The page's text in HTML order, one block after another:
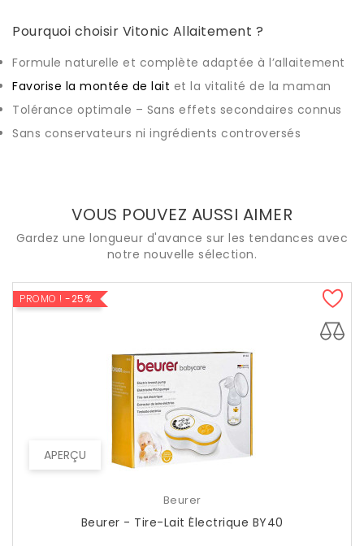
Pourquoi choisir Vitonic Allaitement ?
Formule naturelle et complète adaptée à l’allaitement
Favorise la montée de lait et la vitalité de la maman
Tolérance optimale – Sans effets secondaires connus
Sans conservateurs ni ingrédients controversés
VOUS POUVEZ AUSSI AIMER
Gardez une longueur d'avance sur les tendances avec
notre nouvelle sélection.
APERÇU
PROMO ! -25%
Beurer
Beurer - Tire-Lait Électrique BY40